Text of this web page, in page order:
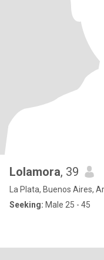
Lolamora, 39
La Plata, Buenos Aires,
Seeking: Male 25 - 45